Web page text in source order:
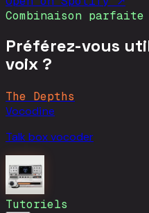
Combinaison parfaite
Préférez-vous
voix ?
The Depths
Vocodine
Talk box vocoder
Tutoriels